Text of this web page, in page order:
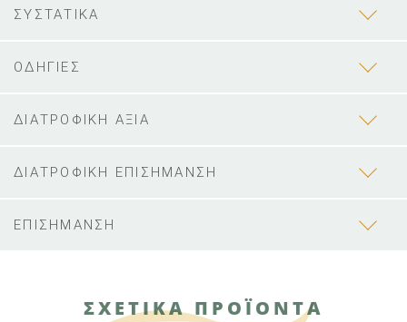
ΣΥΣΤΑΤΙΚΑ
ΟΔΗΓΙΕΣ
ΔΙΑΤΡΟΦΙΚΗ ΑΞΙΑ
ΔΙΑΤΡΟΦΙΚΗ ΕΠΙΣΗΜΑΝΣΗ
ΕΠΙΣΗΜΑΝΣΗ
ΣΧΕΤΙΚΑ ΠΡΟΪΟΝΤΑ